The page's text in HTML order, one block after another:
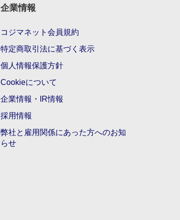
企業情報
コジマネット会員規約
特定商取引法に基づく表示
個人情報保護方針
Cookieについて
企業情報・IR情報
採用情報
弊社と雇用関係にあった方へのお知
らせ